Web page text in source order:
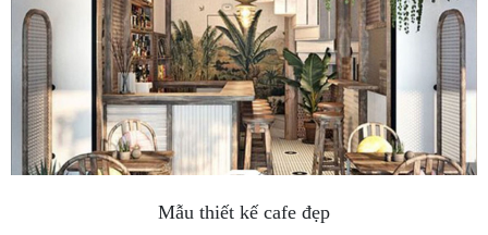
Mẫu thiết kế cafe đẹp